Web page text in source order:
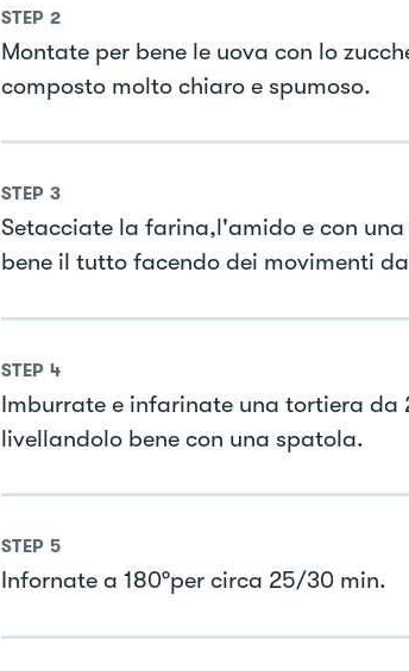
STEP 2
Montate per bene le uova con lo
composto molto chiaro e spumoso.
STEP 3
Setacciate la farina,l'amido e con
bene il tutto facendo dei movimenti
STEP 4
Imburrate e infarinate una tortiera da
livellandolo bene con una spatola.
STEP 5
Infornate a 180°per circa 25/30 min.